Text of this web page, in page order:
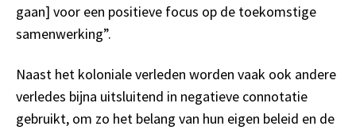
gaan] voor een positieve focus op de toekomstige
samenwerking”.
Naast het koloniale verleden worden vaak ook andere
verledes bijna uitsluitend in negatieve connotatie
gebruikt, om zo het belang van hun eigen beleid en de